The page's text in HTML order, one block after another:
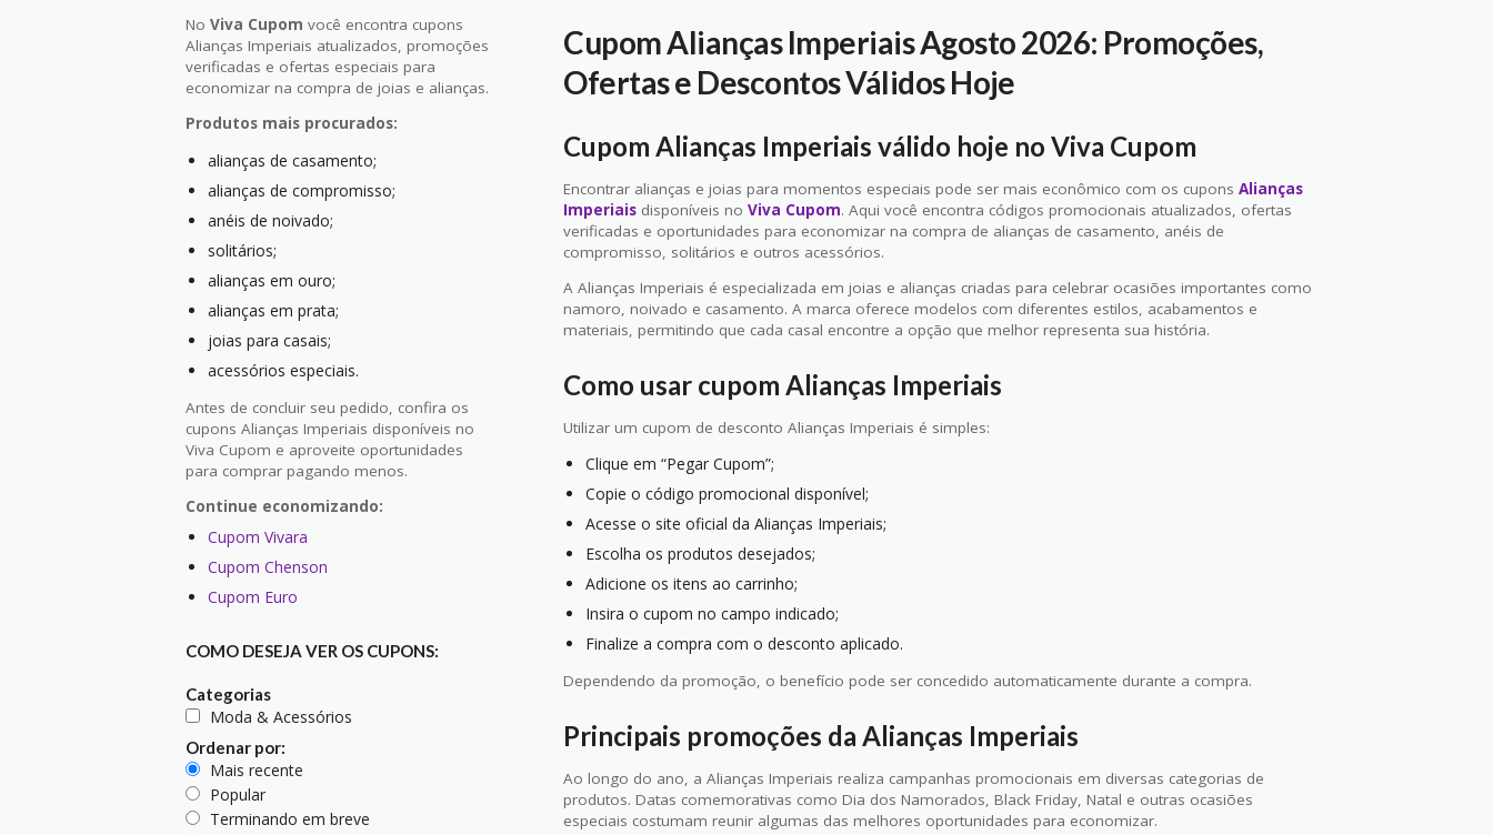
Cupom Alianças Imperiais Agosto 2026: Promoções,
Ofertas e Descontos Válidos Hoje
Cupom Alianças Imperiais válido hoje no Viva Cupom
Encontrar alianças e joias para momentos especiais pode ser mais econômico com os cupons Alianças
Imperiais disponíveis no Viva Cupom. Aqui você encontra códigos promocionais atualizados, ofertas
verificadas e oportunidades para economizar na compra de alianças de casamento, anéis de
compromisso, solitários e outros acessórios.
A Alianças Imperiais é especializada em joias e alianças criadas para celebrar ocasiões importantes como
namoro, noivado e casamento. A marca oferece modelos com diferentes estilos, acabamentos e
materiais, permitindo que cada casal encontre a opção que melhor representa sua história.
Como usar cupom Alianças Imperiais
Utilizar um cupom de desconto Alianças Imperiais é simples:
Clique em “Pegar Cupom”;
Copie o código promocional disponível;
Acesse o site oficial da Alianças Imperiais;
Escolha os produtos desejados;
Adicione os itens ao carrinho;
Insira o cupom no campo indicado;
Finalize a compra com o desconto aplicado.
Dependendo da promoção, o benefício pode ser concedido automaticamente durante a compra.
Principais promoções da Alianças Imperiais
Ao longo do ano, a Alianças Imperiais realiza campanhas promocionais em diversas categorias de
produtos. Datas comemorativas como Dia dos Namorados, Black Friday, Natal e outras ocasiões
especiais costumam reunir algumas das melhores oportunidades para economizar.
No Viva Cupom você encontra cupons
Alianças Imperiais atualizados, promoções
verificadas e ofertas especiais para
economizar na compra de joias e alianças.
Produtos mais procurados:
alianças de casamento;
alianças de compromisso;
anéis de noivado;
solitários;
alianças em ouro;
alianças em prata;
joias para casais;
acessórios especiais.
Antes de concluir seu pedido, confira os
cupons Alianças Imperiais disponíveis no
Viva Cupom e aproveite oportunidades
para comprar pagando menos.
Continue economizando:
Cupom Vivara
Cupom Chenson
Cupom Euro
COMO DESEJA VER OS CUPONS:
Categorias
Moda & Acessórios
Ordenar por:
Mais recente
Popular
Terminando em breve